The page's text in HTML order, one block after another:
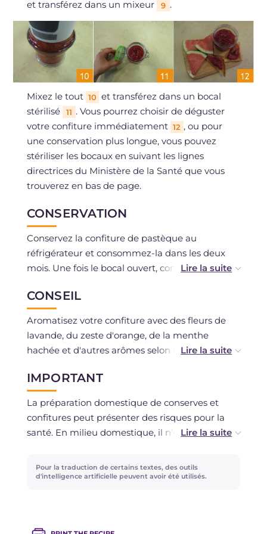
et transférez dans un mixeur 9 .
Mixez le tout 10 et transférez dans un bocal
stérilisé
11 . Vous pourrez choisir de déguster
votre confiture immédiatement 12 , ou pour
une conservation plus longue, vous pouvez
stériliser les bocaux en suivant les lignes
directrices du Ministère de la Santé que vous
trouverez en bas de page.
CONSERVATION
Conservez la confiture de pastèque au
réfrigérateur et consommez-la dans les deux
mois. Une fois le bocal ouvert, consommez-la
frais.
CONSEIL
Aromatisez votre confiture avec des fleurs de
lavande, du zeste d'orange, de la menthe
hachée et d'autres arômes selon vos
IMPORTANT
La préparation domestique de conserves et
confitures peut présenter des risques pour la
santé. En milieu domestique, il n'est en effet pas
nécessaires pour garantir la sécurité et
l'aptitude des aliments, ce que les procédures
Pour la traduction de certains textes, des outils
d'intelligence artificielle peuvent avoir été utilisés.